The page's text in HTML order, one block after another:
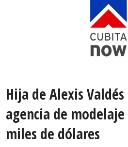
Hija de Alexis
agencia de
miles de dólares